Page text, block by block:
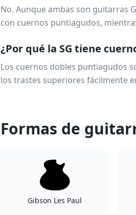
No. Aunque ambas son guitarras
con cuernos puntiagudos,
¿Por qué la SG tiene
Los cuernos dobles puntiagudos
los trastes superiores fácilmente
Formas de
Gibson Les Paul